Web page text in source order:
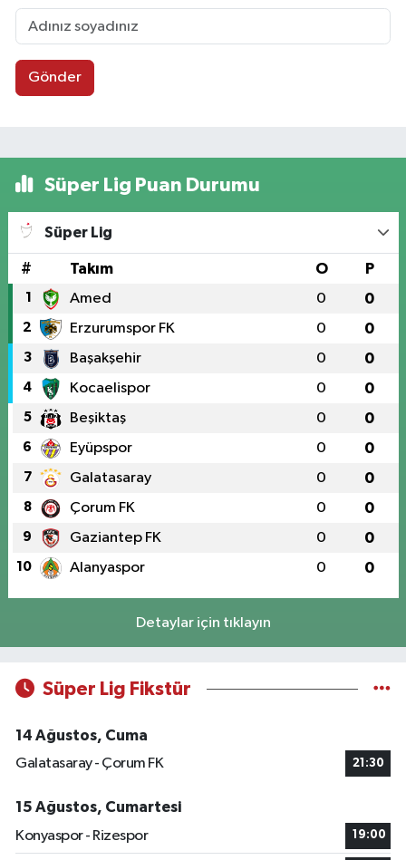
Gönder
Süper Lig Puan Durumu
Süper Lig
# Takım O P
1 Amed 0 0
2 Erzurumspor FK 0 0
3 Başakşehir 0 0
4 Kocaelispor 0 0
5 Beşiktaş 0 0
6 Eyüpspor 0 0
7 Galatasaray 0 0
8 Çorum FK 0 0
9 Gaziantep FK 0 0
10 Alanyaspor 0 0
Detaylar için tıklayın
Süper Lig Fikstür
14 Ağustos, Cuma
Galatasaray - Çorum FK
21:30
15 Ağustos, Cumartesi
Konyaspor - Rizespor
19:00